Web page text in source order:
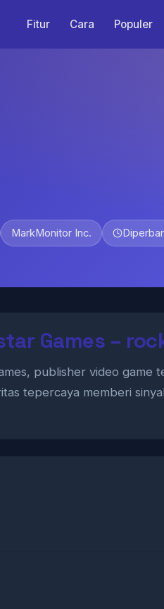
Fitur Cara Populer
MarkMonitor Inc.
Games –
publisher video
tepercaya memberi